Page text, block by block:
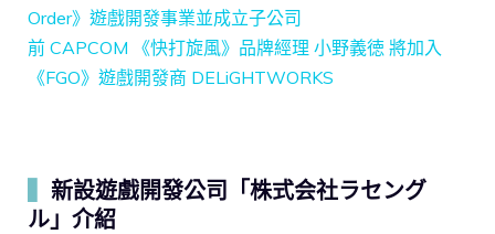
Order》遊戲開發事業並成立子公司
前 CAPCOM 《快打旋風》品牌經理 小野義徳 將加入
《FGO》遊戲開發商 DELiGHTWORKS
新設遊戲開發公司「株式会社ラセング
ル」介紹